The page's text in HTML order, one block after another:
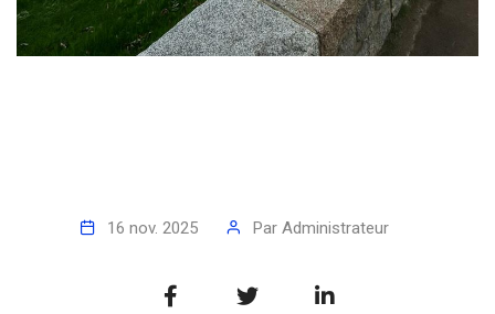
16 nov. 2025 Par Administrateur